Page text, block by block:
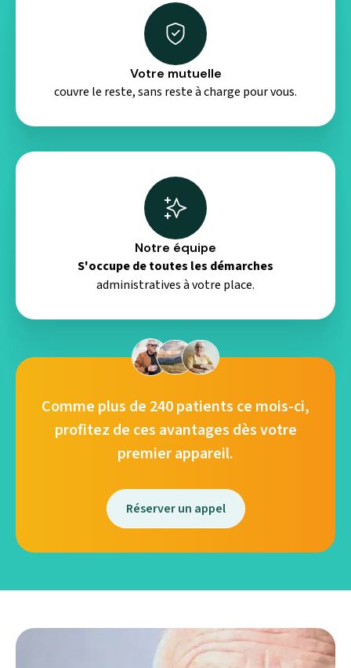
Votre mutuelle
couvre le reste, sans reste à charge pour vous.
Notre équipe
S'occupe de toutes les démarches
administratives à votre place.
Comme plus de 240 patients ce mois-ci,
profitez de ces avantages dès votre
premier appareil.
Réserver un appel